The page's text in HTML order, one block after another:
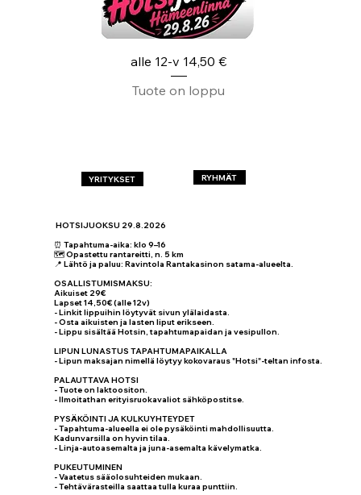
alle 12-v 14,50 €
Tuote on loppu
YRITYKSET RYHMÄT
HOTSIJUOKSU 29.8.2026
⏰ Tapahtuma-aika: klo 9–16
🗺️ Opastettu rantareitti, n. 5 km
📍 Lähtö ja paluu: Ravintola Rantakasinon satama-alueelta.
OSALLISTUMISMAKSU:
Aikuiset 29€
Lapset 14,50€ (alle 12v)
- Linkit lippuihin löytyvät sivun ylälaidasta.
- Osta aikuisten ja lasten liput erikseen.
- Lippu sisältää Hotsin, tapahtumapaidan ja vesipullon.
LIPUN LUNASTUS TAPAHTUMAPAIKALLA
- Lipun maksajan nimellä löytyy kokovaraus "Hotsi"-teltan infosta.
PALAUTTAVA HOTSI
- Tuote on laktoositon.
- Ilmoitathan erityisruokavaliot sähköpostitse.
PYSÄKÖINTI JA KULKUYHTEYDET
- Tapahtuma-alueella ei ole pysäköinti mahdollisuutta.
Kadunvarsilla on hyvin tilaa.
- Linja-autoasemalta ja juna-asemalta kävelymatka.
PUKEUTUMINEN
- Vaatetus sääolosuhteiden mukaan.
- Tehtävärasteilla saattaa tulla kuraa punttiin.